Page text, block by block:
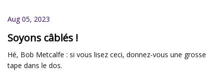
Aug 05, 2023
Soyons câblés !
Hé, Bob Metcalfe : si vous lisez ceci, donnez-vous une grosse
tape dans le dos.